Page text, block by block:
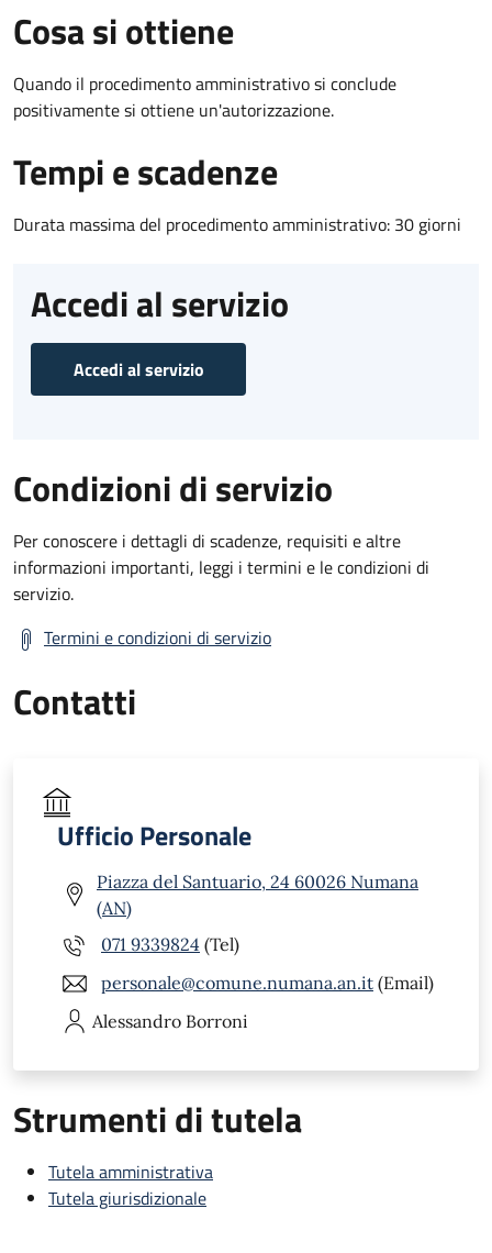
Cosa si ottiene
Quando il procedimento amministrativo si conclude
positivamente si ottiene un'autorizzazione.
Tempi e scadenze
Durata massima del procedimento amministrativo: 30 giorni
Accedi al servizio
Accedi al servizio
Condizioni di servizio
Per conoscere i dettagli di scadenze, requisiti e altre
informazioni importanti, leggi i termini e le condizioni di
servizio.
Termini e condizioni di servizio
Contatti
Ufficio Personale
Piazza del Santuario, 24 60026 Numana
(AN)
071 9339824 (Tel)
personale@comune.numana.an.it (Email)
Alessandro Borroni
Strumenti di tutela
Tutela amministrativa
Tutela giurisdizionale